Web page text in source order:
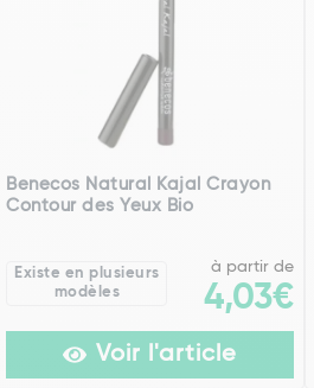
Benecos Natural Kajal Crayon
Contour des Yeux Bio
Existe en plusieurs
modèles
à partir de
4,03€
Voir l'article